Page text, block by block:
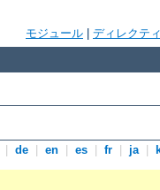
モジュール ディレクテ
de en es fr ja